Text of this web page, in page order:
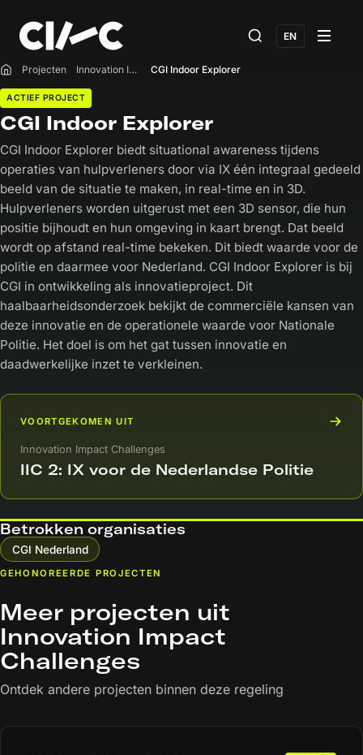
EN
Home
Projecten Innovation Impact Challenges CGI Indoor Explorer
ACTIEF PROJECT
CGI Indoor Explorer
CGI Indoor Explorer biedt situational awareness tijdens
operaties van hulpverleners door via IX één integraal gedeeld
beeld van de situatie te maken, in real-time en in 3D.
Hulpverleners worden uitgerust met een 3D sensor, die hun
positie bijhoudt en hun omgeving in kaart brengt. Dat beeld
wordt op afstand real-time bekeken. Dit biedt waarde voor de
politie en daarmee voor Nederland. CGI Indoor Explorer is bij
CGI in ontwikkeling als innovatieproject. Dit
haalbaarheidsonderzoek bekijkt de commerciële kansen van
deze innovatie en de operationele waarde voor Nationale
Politie. Het doel is om het gat tussen innovatie en
daadwerkelijke inzet te verkleinen.
VOORTGEKOMEN UIT
Innovation Impact Challenges
IIC 2: IX voor de Nederlandse Politie
Betrokken organisaties
CGI Nederland
GEHONOREERDE PROJECTEN
Meer projecten uit
Innovation Impact
Challenges
Ontdek andere projecten binnen deze regeling